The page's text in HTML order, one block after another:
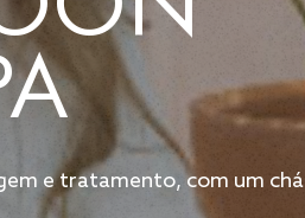
e tratamento, com um chá